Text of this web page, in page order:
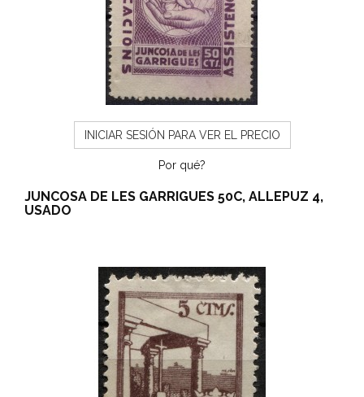
INICIAR SESIÓN PARA VER EL PRECIO
Por qué?
JUNCOSA DE LES GARRIGUES 50C, ALLEPUZ 4,
USADO